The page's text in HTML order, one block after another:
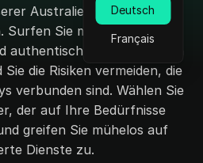
Deutsch
Français
Australien-Proxy-Seite
Sie mit Vertrauen,
authentischen australischen
die Risiken vermeiden, die
verbunden sind. Wählen Sie
der auf Ihre Bedürfnisse
greifen Sie mühelos auf
Dienste zu.